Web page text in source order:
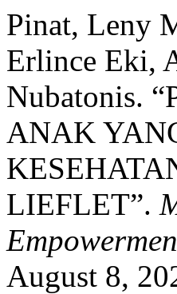
Pinat, Leny
Erlince Eki,
Nubatonis.
ANAK
LIEFLET”.
August 8,